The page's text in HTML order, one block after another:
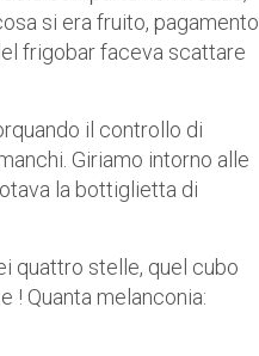
si era fruito, pagamento
frigobar faceva scattare
il controllo di
Giriamo intorno alle
la bottiglietta di
quattro stelle, quel cubo
! Quanta melanconia: